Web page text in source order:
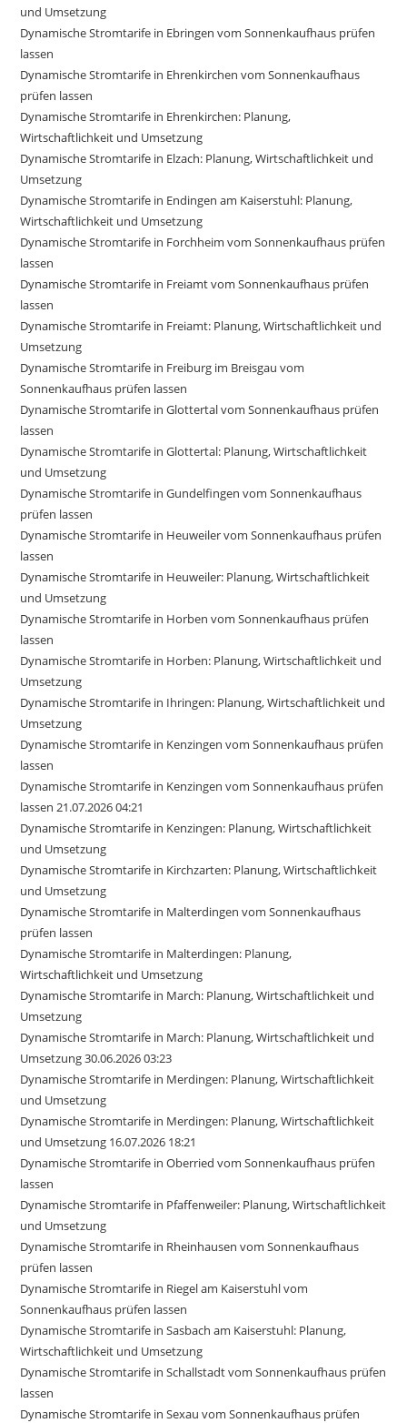
und Umsetzung
Dynamische Stromtarife in Ebringen vom Sonnenkaufhaus prüfen
lassen
Dynamische Stromtarife in Ehrenkirchen vom Sonnenkaufhaus
prüfen lassen
Dynamische Stromtarife in Ehrenkirchen: Planung,
Wirtschaftlichkeit und Umsetzung
Dynamische Stromtarife in Elzach: Planung, Wirtschaftlichkeit und
Umsetzung
Dynamische Stromtarife in Endingen am Kaiserstuhl: Planung,
Wirtschaftlichkeit und Umsetzung
Dynamische Stromtarife in Forchheim vom Sonnenkaufhaus prüfen
lassen
Dynamische Stromtarife in Freiamt vom Sonnenkaufhaus prüfen
lassen
Dynamische Stromtarife in Freiamt: Planung, Wirtschaftlichkeit und
Umsetzung
Dynamische Stromtarife in Freiburg im Breisgau vom
Sonnenkaufhaus prüfen lassen
Dynamische Stromtarife in Glottertal vom Sonnenkaufhaus prüfen
lassen
Dynamische Stromtarife in Glottertal: Planung, Wirtschaftlichkeit
und Umsetzung
Dynamische Stromtarife in Gundelfingen vom Sonnenkaufhaus
prüfen lassen
Dynamische Stromtarife in Heuweiler vom Sonnenkaufhaus prüfen
lassen
Dynamische Stromtarife in Heuweiler: Planung, Wirtschaftlichkeit
und Umsetzung
Dynamische Stromtarife in Horben vom Sonnenkaufhaus prüfen
lassen
Dynamische Stromtarife in Horben: Planung, Wirtschaftlichkeit und
Umsetzung
Dynamische Stromtarife in Ihringen: Planung, Wirtschaftlichkeit und
Umsetzung
Dynamische Stromtarife in Kenzingen vom Sonnenkaufhaus prüfen
lassen
Dynamische Stromtarife in Kenzingen vom Sonnenkaufhaus prüfen
lassen 21.07.2026 04:21
Dynamische Stromtarife in Kenzingen: Planung, Wirtschaftlichkeit
und Umsetzung
Dynamische Stromtarife in Kirchzarten: Planung, Wirtschaftlichkeit
und Umsetzung
Dynamische Stromtarife in Malterdingen vom Sonnenkaufhaus
prüfen lassen
Dynamische Stromtarife in Malterdingen: Planung,
Wirtschaftlichkeit und Umsetzung
Dynamische Stromtarife in March: Planung, Wirtschaftlichkeit und
Umsetzung
Dynamische Stromtarife in March: Planung, Wirtschaftlichkeit und
Umsetzung 30.06.2026 03:23
Dynamische Stromtarife in Merdingen: Planung, Wirtschaftlichkeit
und Umsetzung
Dynamische Stromtarife in Merdingen: Planung, Wirtschaftlichkeit
und Umsetzung 16.07.2026 18:21
Dynamische Stromtarife in Oberried vom Sonnenkaufhaus prüfen
lassen
Dynamische Stromtarife in Pfaffenweiler: Planung, Wirtschaftlichkeit
und Umsetzung
Dynamische Stromtarife in Rheinhausen vom Sonnenkaufhaus
prüfen lassen
Dynamische Stromtarife in Riegel am Kaiserstuhl vom
Sonnenkaufhaus prüfen lassen
Dynamische Stromtarife in Sasbach am Kaiserstuhl: Planung,
Wirtschaftlichkeit und Umsetzung
Dynamische Stromtarife in Schallstadt vom Sonnenkaufhaus prüfen
lassen
Dynamische Stromtarife in Sexau vom Sonnenkaufhaus prüfen